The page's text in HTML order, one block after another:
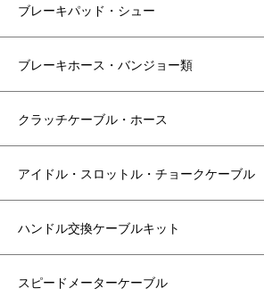
ブレーキパッド・シュー
ブレーキホース・バンジョー類
クラッチケーブル・ホース
アイドル・スロットル・チョークケーブル
ハンドル交換ケーブルキット
スピードメーターケーブル